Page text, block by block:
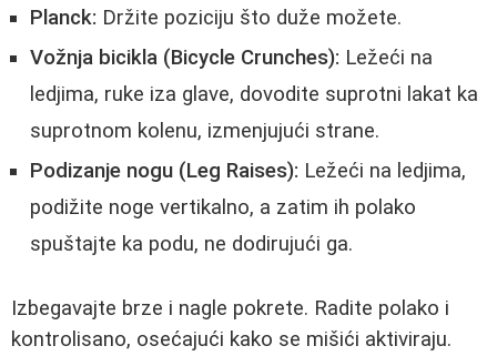
Planck: Držite poziciju što duže možete.
Vožnja bicikla (Bicycle Crunches): Ležeći na
ledjima, ruke iza glave, dovodite suprotni lakat ka
suprotnom kolenu, izmenjujući strane.
Podizanje nogu (Leg Raises): Ležeći na ledjima,
podižite noge vertikalno, a zatim ih polako
spuštajte ka podu, ne dodirujući ga.
Izbegavajte brze i nagle pokrete. Radite polako i
kontrolisano, osećajući kako se mišići aktiviraju.